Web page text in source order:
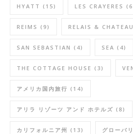
HYATT (15) LES CRAYERES
REIMS (9) RELAIS &
SAN SEBASTIAN (4) SEA (4)
THE COTTAGE HOUSE (3)
アメリカ国内旅行 (14)
アリラ リゾーツ アンド ホテルズ (8)
カリフォルニア州 (13) グローバ